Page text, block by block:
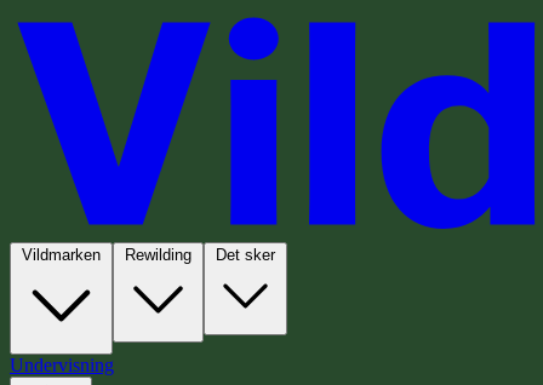
Det sker
Undervisning